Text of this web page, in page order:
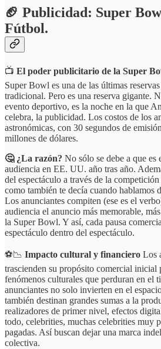
🏈 Publicidad: Super
Fútbol.
📺 El poder publicitario de la Super
Super Bowl es una de las últimas
tradicional. Pero es una reserva gigante.
evento deportivo, es la noche en la que
celebra, la publicidad. Los costos de los
astronómicas, con 30 segundos de
millones de dólares.
🤔 ¿La razón? No sólo se debe a que
audiencia en EE. UU. año tras año.
del espectáculo a través de la
como también te decía cuando hablamos
Los anunciantes compiten (ese es el
audiencia el anuncio más memorable,
la Super Bowl. Y así, cada pausa
espectáculo dentro del espectáculo.
⚽️📉 Impacto cultural y financiero Los
trascienden su propósito comercial inicial
fenómenos culturales que perduran en el
anunciantes no solo invierten en el
también destinan grandes sumas a la
realizadores de primer nivel, efectos
todo, celebrities, muchas celebrities muy
pagadas. Así buscan dejar una marca
colectiva.